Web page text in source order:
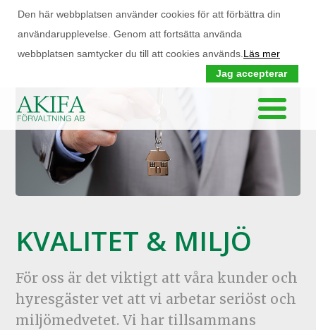
Den här webbplatsen använder cookies för att förbättra din
användarupplevelse. Genom att fortsätta använda
webbplatsen samtycker du till att cookies används. Läs mer
Jag accepterar
KVALITET & MILJÖ
För oss är det viktigt att våra kunder och
hyresgäster vet att vi arbetar seriöst och
miljömedvetet. Vi har tillsammans